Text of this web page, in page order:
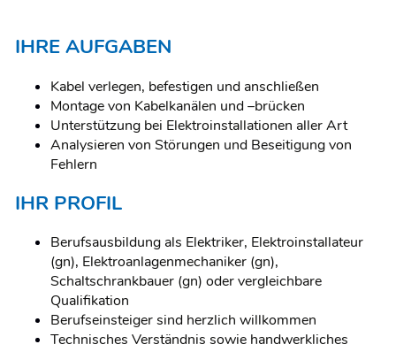
IHRE AUFGABEN
Kabel verlegen, befestigen und anschließen
Montage von Kabelkanälen und –brücken
Unterstützung bei Elektroinstallationen aller Art
Analysieren von Störungen und Beseitigung von
Fehlern
IHR PROFIL
Berufsausbildung als Elektriker, Elektroinstallateur
(gn), Elektroanlagenmechaniker (gn),
Schaltschrankbauer (gn) oder vergleichbare
Qualifikation
Berufseinsteiger sind herzlich willkommen
Technisches Verständnis sowie handwerkliches